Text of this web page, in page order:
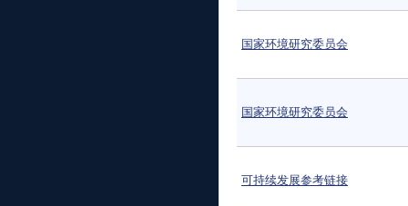
国家环境研究委员会
国家环境研究委员会
可持续发展参考链接